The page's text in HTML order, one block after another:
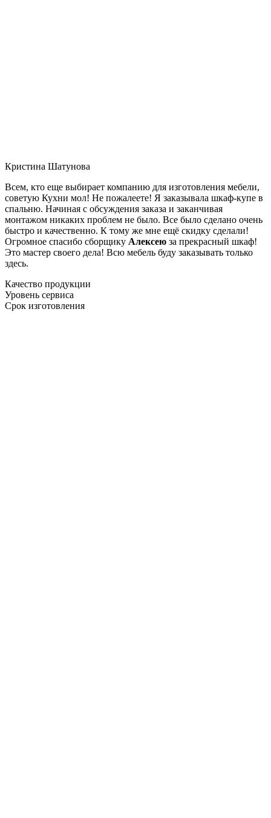
Кристина Шатунова
Всем, кто еще выбирает компанию для изготовления мебели,
советую Кухни мол! Не пожалеете! Я заказывала шкаф-купе в
спальню. Начиная с обсуждения заказа и заканчивая
монтажом никаких проблем не было. Все было сделано очень
быстро и качественно. К тому же мне ещё скидку сделали!
Огромное спасибо сборщику Алексею за прекрасный шкаф!
Это мастер своего дела! Всю мебель буду заказывать только
здесь.
Качество продукции
Уровень сервиса
Срок изготовления